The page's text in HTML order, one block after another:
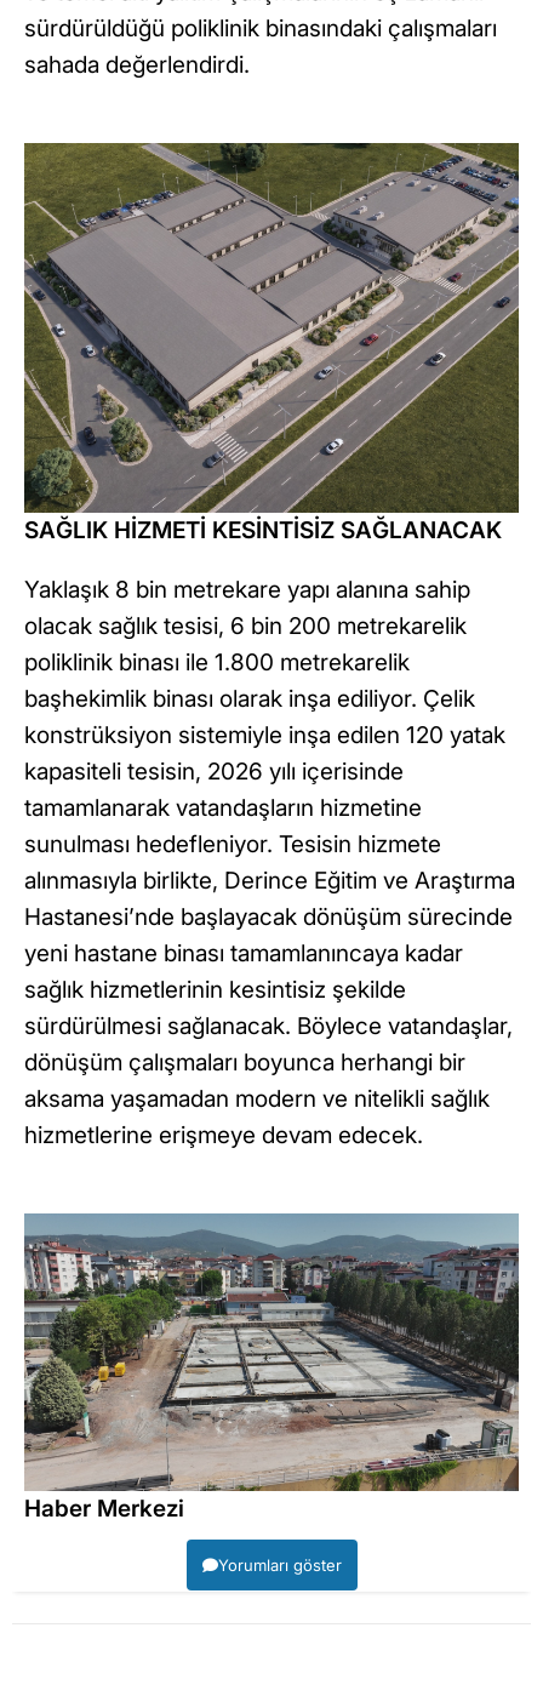
sürdürüldüğü poliklinik binasındaki çalışmaları
sahada değerlendirdi.
SAĞLIK HİZMETİ KESİNTİSİZ SAĞLANACAK
Yaklaşık 8 bin metrekare yapı alanına sahip
olacak sağlık tesisi, 6 bin 200 metrekarelik
poliklinik binası ile 1.800 metrekarelik
başhekimlik binası olarak inşa ediliyor. Çelik
konstrüksiyon sistemiyle inşa edilen 120 yatak
kapasiteli tesisin, 2026 yılı içerisinde
tamamlanarak vatandaşların hizmetine
sunulması hedefleniyor. Tesisin hizmete
alınmasıyla birlikte, Derince Eğitim ve Araştırma
Hastanesi’nde başlayacak dönüşüm sürecinde
yeni hastane binası tamamlanıncaya kadar
sağlık hizmetlerinin kesintisiz şekilde
sürdürülmesi sağlanacak. Böylece vatandaşlar,
dönüşüm çalışmaları boyunca herhangi bir
aksama yaşamadan modern ve nitelikli sağlık
hizmetlerine erişmeye devam edecek.
Haber Merkezi
Yorumları göster